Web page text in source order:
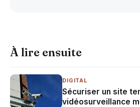
À lire ensuite
DIGITAL
Sécuriser un site
vidéosurveillance